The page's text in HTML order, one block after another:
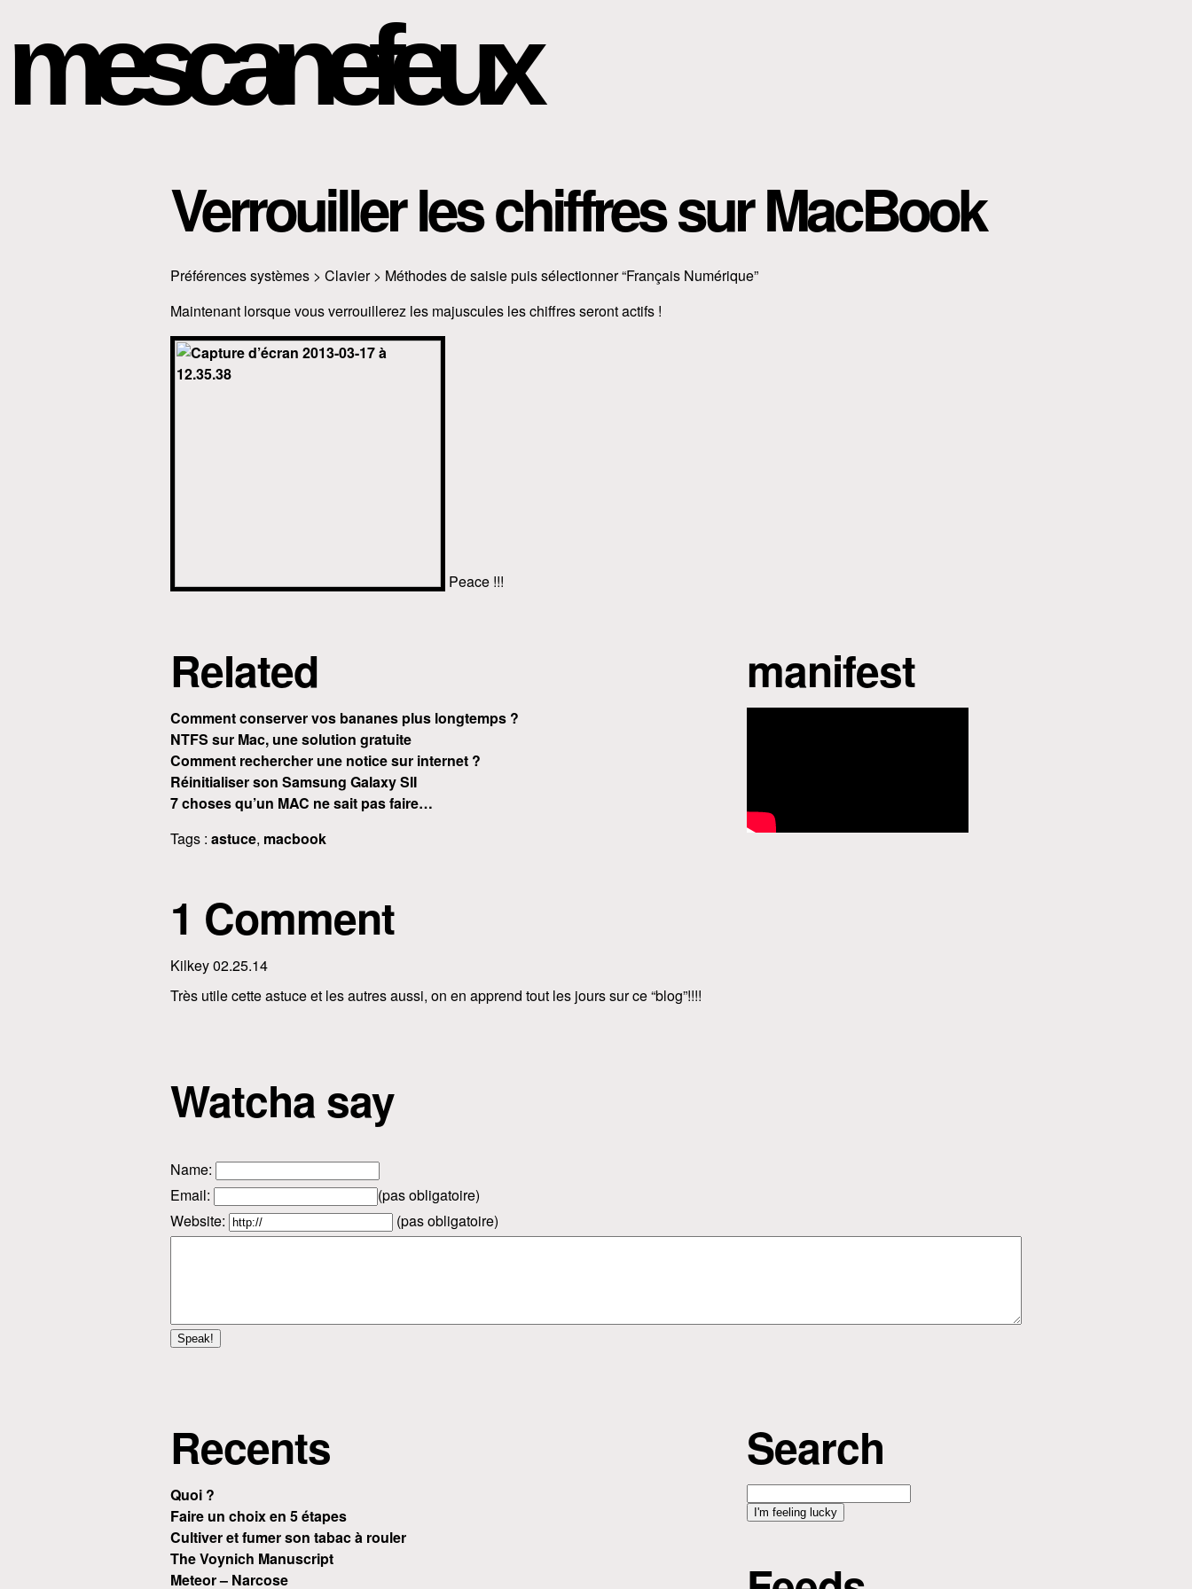
mescanefeux
Verrouiller les chiffres sur MacBook
Préférences systèmes > Clavier > Méthodes de saisie puis sélectionner “Français Numérique”
Maintenant lorsque vous verrouillerez les majuscules les chiffres seront actifs !
Peace !!!
manifest
Related
Comment conserver vos bananes plus longtemps ?
NTFS sur Mac, une solution gratuite
Comment rechercher une notice sur internet ?
Réinitialiser son Samsung Galaxy SII
7 choses qu’un MAC ne sait pas faire…
Tags : astuce, macbook
1 Comment
Kilkey 02.25.14
Très utile cette astuce et les autres aussi, on en apprend tout les jours sur ce “blog”!!!!
Watcha say
Name:
Email:
(pas obligatoire)
Website:
(pas obligatoire)
Search
Recents
Quoi ?
Faire un choix en 5 étapes
Cultiver et fumer son tabac à rouler
The Voynich Manuscript
Meteor – Narcose